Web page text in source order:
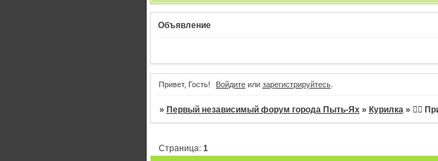
Объявление
Привет, Гость! Войдите или зарегистрируйтесь
» Первый независимый форум города Пыть-Ях » Курилка » 💁‍♀️
Страница: 1